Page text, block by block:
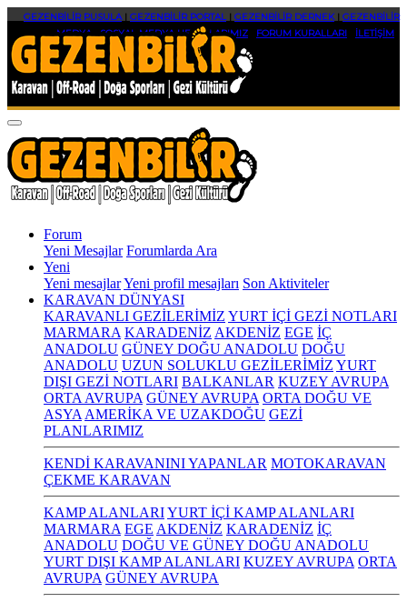
GEZENBİLİR PUSULA| GEZENBİLİR PORTAL| GEZENBİLİR DERNEK| GEZENBİLİR
MEDYA|SOSYAL MEDYA HESAPLARIMIZ FORUM KURALLARI İLETİŞİM
Forum
Yeni Mesajlar Forumlarda Ara
Yeni
Yeni mesajlarYeni profil mesajları Son Aktiviteler
KARAVAN DÜNYASI
KARAVANLI GEZİLERİMİZ YURT İÇİ GEZİ NOTLARI
MARMARA KARADENİZ AKDENİZ EGE İÇ
ANADOLU GÜNEY DOĞU ANADOLU DOĞU
ANADOLU UZUN SOLUKLU GEZİLERİMİZ YURT
DIŞI GEZİ NOTLARI BALKANLAR KUZEY AVRUPA
ORTA AVRUPA GÜNEY AVRUPA ORTA DOĞU VE
ASYA AMERİKA VE UZAKDOĞU GEZİ
PLANLARIMIZ
KENDİ KARAVANINI YAPANLAR MOTOKARAVAN
ÇEKME KARAVAN
KAMP ALANLARIYURT İÇİ KAMP ALANLARI
MARMARA EGE AKDENİZ KARADENİZ İÇ
ANADOLU DOĞU VE GÜNEY DOĞU ANADOLU
YURT DIŞI KAMP ALANLARI KUZEY AVRUPA ORTA
AVRUPA GÜNEY AVRUPA